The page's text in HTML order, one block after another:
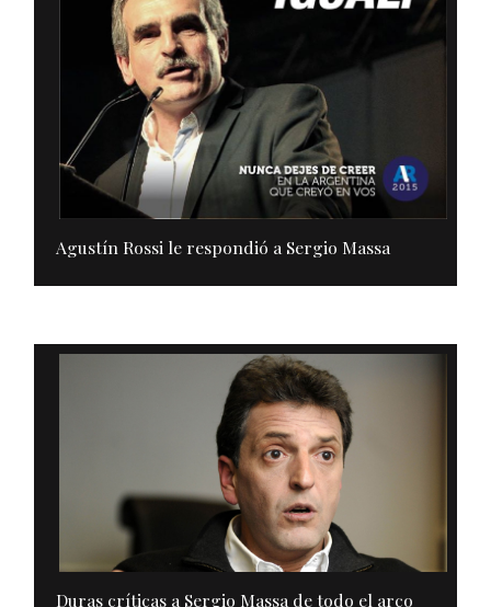
Agustín Rossi le respondió a Sergio Massa
Duras críticas a Sergio Massa de todo el arco